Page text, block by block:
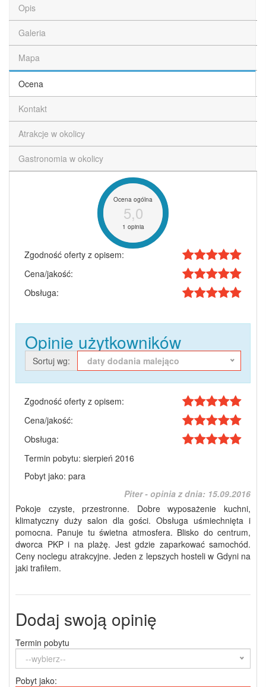
Opis
Galeria
Mapa
Ocena
Kontakt
Atrakcje w okolicy
Gastronomia w okolicy
Ocena ogólna
5,0
1 opinia
Zgodność oferty z opisem:
Cena/jakość:
Obsługa:
Opinie użytkowników
Sortuj wg: daty dodania malejąco
Zgodność oferty z opisem:
Cena/jakość:
Obsługa:
Termin pobytu: sierpień 2016
Pobyt jako: para
Piter - opinia z dnia: 15.09.2016
Pokoje czyste, przestronne. Dobre wyposażenie kuchni,
klimatyczny duży salon dla gości. Obsługa uśmiechnięta i
pomocna. Panuje tu świetna atmosfera. Blisko do centrum,
dworca PKP i na plażę. Jest gdzie zaparkować samochód.
Ceny noclegu atrakcyjne. Jeden z lepszych hosteli w Gdyni na
jaki trafiłem.
Dodaj swoją opinię
Termin pobytu
--wybierz--
Pobyt jako: